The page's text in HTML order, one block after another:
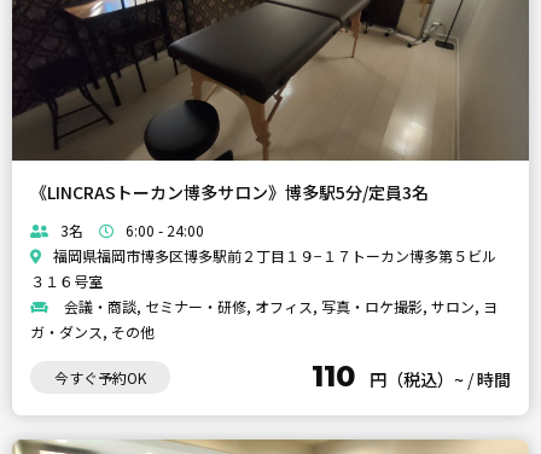
《LINCRASトーカン博多サロン》博多駅5分/定員3名
3名
6:00 - 24:00
福岡県福岡市博多区博多駅前２丁目１９−１７トーカン博多第５ビル
３１６号室
会議・商談, セミナー・研修, オフィス, 写真・ロケ撮影, サロン, ヨ
ガ・ダンス, その他
今すぐ予約OK 110 円（税込）~ /時間